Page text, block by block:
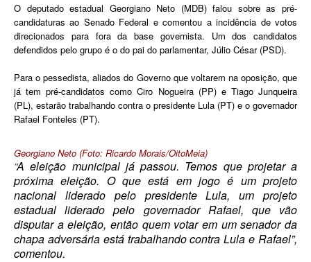
O deputado estadual Georgiano Neto (MDB) falou sobre as pré-
candidaturas ao Senado Federal e comentou a incidência de votos
direcionados para fora da base governista. Um dos candidatos
defendidos pelo grupo é o do pai do parlamentar, Júlio César (PSD).
Para o pessedista, aliados do Governo que voltarem na oposição, que
já tem pré-candidatos como Ciro Nogueira (PP) e Tiago Junqueira
(PL), estarão trabalhando contra o presidente Lula (PT) e o governador
Rafael Fonteles (PT).
Georgiano Neto (Foto: Ricardo Morais/OitoMeia)
“A eleição municipal já passou. Temos que projetar a
próxima eleição. O que está em jogo é um projeto
nacional liderado pelo presidente Lula, um projeto
estadual liderado pelo governador Rafael, que vão
disputar a eleição, então quem votar em um senador da
chapa adversária está trabalhando contra Lula e Rafael”,
comentou.